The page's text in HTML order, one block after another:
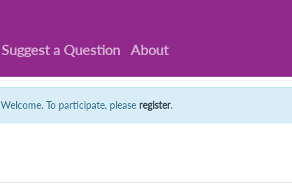
Suggest a Question About
Welcome. To participate, please register.